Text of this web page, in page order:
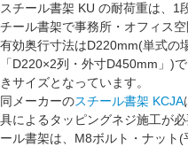
スチール書架 KU の耐荷重は、 1
チール書架で事務所・オフィス空
有効奥行寸法はD220mm(単式の
「D220×2列・外寸D450mm」)
きサイズとなっています。
同メーカーのスチール書架 KCJA
具によるタッピングネジ施工が
ール書架は、M8ボルト・ナット